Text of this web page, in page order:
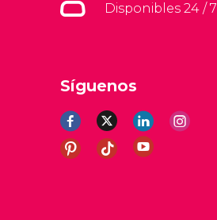
Disponibles 24 / 7
Síguenos